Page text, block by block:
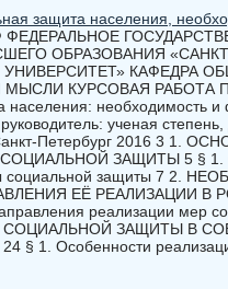
защита населения,
ОБРАЗОВАНИЯ
КАФЕДРА
КУРСОВАЯ РАБОТА
населения: необходимость
ученая
Санкт-Петербург 2016 3
ЗАЩИТЫ 5 § 1.
социальной защиты 7 2.
ЕЁ РЕАЛИЗАЦИИ В
реализации
СОЦИАЛЬНОЙ ЗАЩИТЫ В
§ 1. Особенности